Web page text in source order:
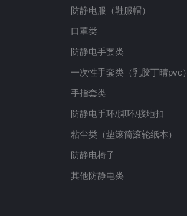
防静电服（鞋服帽）
口罩类
防静电手套类
一次性手套类（乳胶丁晴pvc）
手指套类
防静电手环/脚环/接地扣
粘尘类（垫滚筒滚轮纸本）
防静电椅子
其他防静电类